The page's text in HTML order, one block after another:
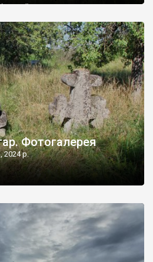
для старих кладовищ,
обгризають, бо то улюблений
ціла колекція
Село відносно невелике, […]
Фотогалерея
2024 р.